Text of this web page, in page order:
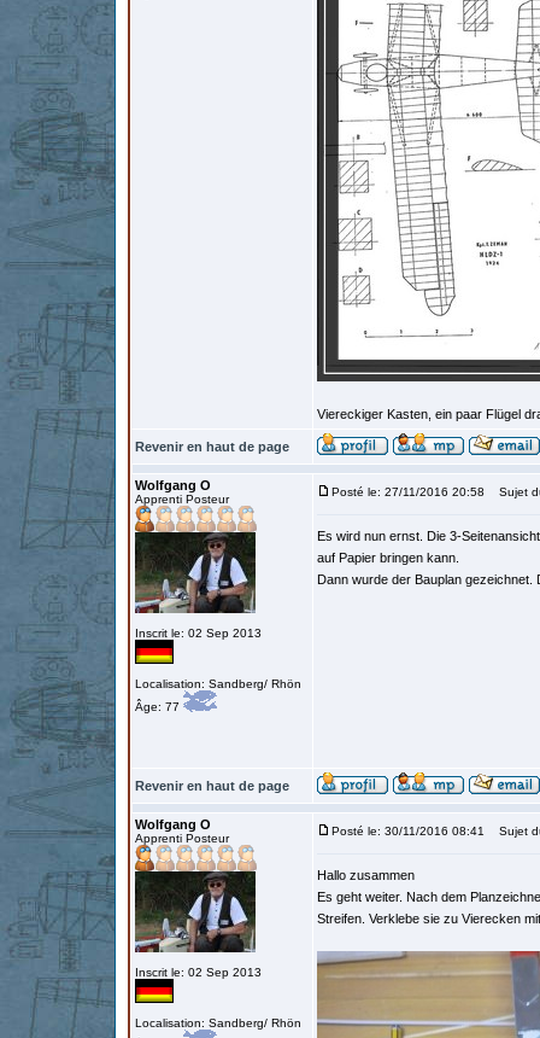
Viereckiger Kasten, ein paar Flügel
Revenir en haut de page
Wolfgang O
Apprenti Posteur
Inscrit le: 02 Sep 2013
Localisation: Sandberg/ Rhön
Âge: 77
Posté le: 27/11/2016 20:58 Sujet
Es wird nun ernst. Die 3-
auf Papier bringen kann.
Dann wurde der Bauplan
Revenir en haut de page
Wolfgang O
Apprenti Posteur
Inscrit le: 02 Sep 2013
Localisation: Sandberg/ Rhön
Posté le: 30/11/2016 08:41 Sujet
Hallo zusammen
Es geht weiter. Nach dem
Streifen. Verklebe sie zu Vierecken